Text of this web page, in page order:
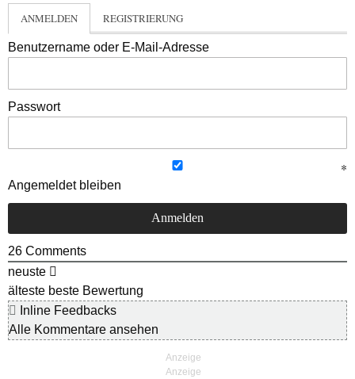
ANMELDEN REGISTRIERUNG
Benutzername oder E-Mail-Adresse
Passwort
Angemeldet bleiben
26 Comments
neuste
älteste beste Bewertung
Inline Feedbacks
Alle Kommentare ansehen